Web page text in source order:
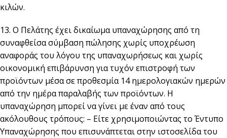
κιλών.
13. O Πελάτης έχει δικαίωμα υπαναχώρησης από τη
συναφθείσα σύμβαση πώλησης χωρίς υποχρέωση
αναφοράς του λόγου της υπαναχωρήσεως και χωρίς
οικονομική επιβάρυνση για τυχόν επιστροφή των
προϊόντων μέσα σε προθεσμία 14 ημερολογιακών ημερών
από την ημέρα παραλαβής των προϊόντων. Η
υπαναχώρηση μπορεί να γίνει με έναν από τους
ακόλουθους τρόπους: – Είτε χρησιμοποιώντας το Έντυπο
Υπαναχώρησης που επισυνάπτεται στην ιστοσελίδα του